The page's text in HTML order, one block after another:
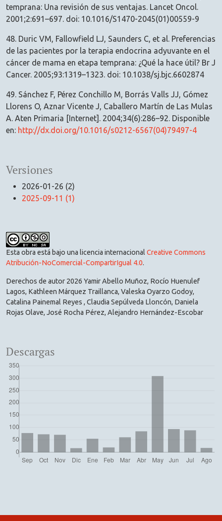
Versiones
2026-01-26 (2)
2025-09-11 (1)
temprana: Una revisión de sus ventajas. Lancet Oncol.
2001;2:691–697. doi: 10.1016/S1470-2045(01)00559-9
48. Duric VM, Fallowfield LJ, Saunders C, et al. Preferencias
de las pacientes por la terapia endocrina adyuvante en el
cáncer de mama en etapa temprana: ¿Qué la hace útil? Br J
Cancer. 2005;93:1319–1323. doi: 10.1038/sj.bjc.6602874
49. Sánchez F, Pérez Conchillo M, Borrás Valls JJ, Gómez
Llorens O, Aznar Vicente J, Caballero Martín de Las Mulas
A. Aten Primaria [Internet]. 2004;34(6):286–92. Disponible
en: http://dx.doi.org/10.1016/s0212-6567(04)79497-4
Esta obra está bajo una licencia internacional Creative Commons
Atribución-NoComercial-CompartirIgual 4.0.
Derechos de autor 2026 Yamir Abello Muñoz, Rocío Huenulef
Lagos, Kathleen Márquez Traillanca, Valeska Oyarzo Godoy,
Catalina Painemal Reyes , Claudia Sepúlveda Lloncón, Daniela
Rojas Olave, José Rocha Pérez, Alejandro Hernández-Escobar
Descargas